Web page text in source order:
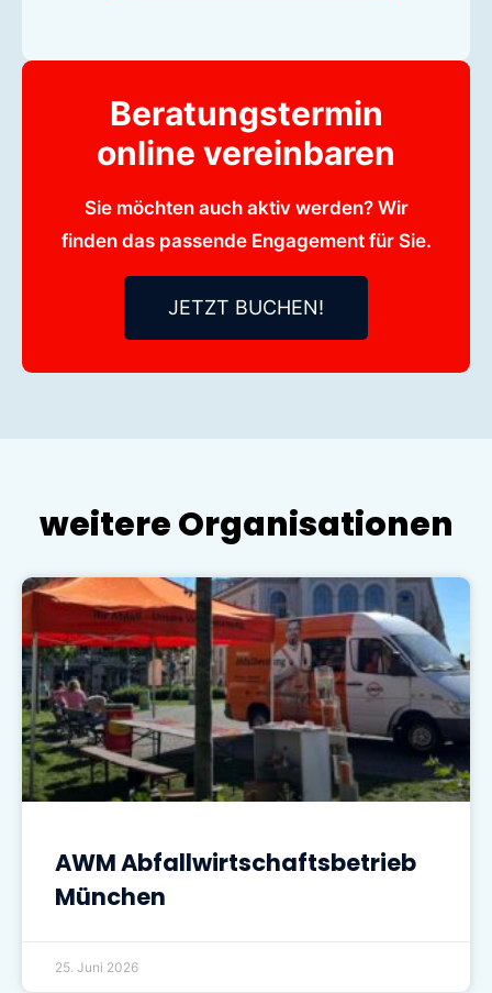
Beratungstermin
online vereinbaren
Sie möchten auch aktiv werden? Wir
finden das passende Engagement für Sie.
JETZT BUCHEN!
weitere Organisationen
AWM Abfallwirtschaftsbetrieb
München
25. Juni 2026